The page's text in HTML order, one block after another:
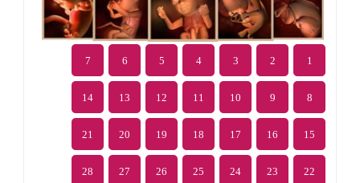
1
2
3
4
5
6
7
8
9
10
11
12
13
14
15
16
17
18
19
20
21
22
23
24
25
26
27
28